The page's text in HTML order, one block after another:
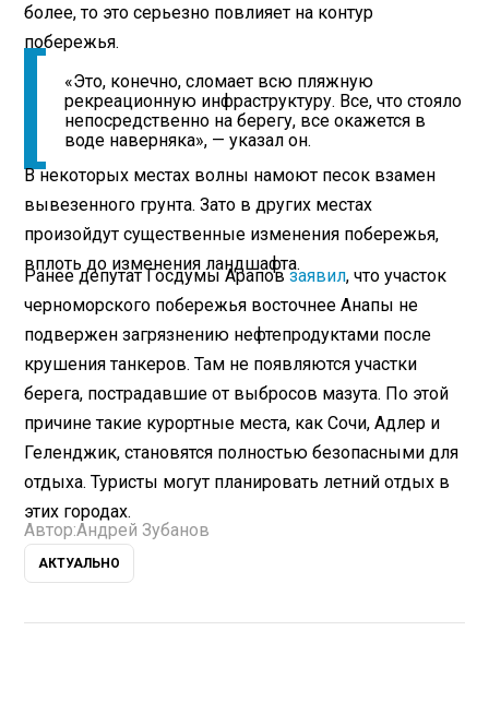
более, то это серьезно повлияет на контур
побережья.
«Это, конечно, сломает всю пляжную
рекреационную инфраструктуру. Все, что стояло
непосредственно на берегу, все окажется в
воде наверняка», — указал он.
В некоторых местах волны намоют песок взамен
вывезенного грунта. Зато в других местах
произойдут существенные изменения побережья,
вплоть до изменения ландшафта.
Ранее депутат Госдумы Араповзаявил, что участок
черноморского побережья восточнее Анапы не
подвержен загрязнению нефтепродуктами после
крушения танкеров. Там не появляются участки
берега, пострадавшие от выбросов мазута. По этой
причине такие курортные места, как Сочи, Адлер и
Геленджик, становятся полностью безопасными для
отдыха. Туристы могут планировать летний отдых в
этих городах.
Автор:Андрей Зубанов
АКТУАЛЬНО